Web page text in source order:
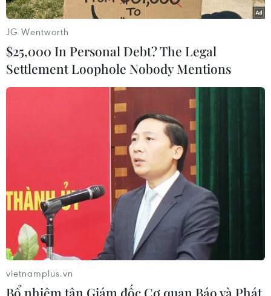
Các em nhỏ trải nghiệm trò chơi xếp hình. (Ảnh: Tuấn
Đức/TTXVN)
JG Wentworth
$25,000 In Personal Debt? The Legal
Settlement Loophole Nobody Mentions
vietnamplus.vn
Bổ nhiệm tân Giám đốc Cơ quan Báo và Phát